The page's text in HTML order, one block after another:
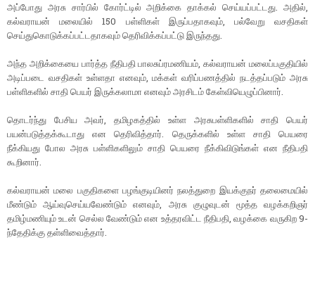
அப்போது அரசு சார்பில் கோர்ட்டில் அறிக்கை தாக்கல் செய்யப்பட்டது. அதில்,
கல்வராயன் மலையில் 150 பள்ளிகள் இருப்பதாகவும், பல்வேறு வசதிகள்
செய்துகொடுக்கப்பட்டதாகவும் தெரிவிக்கப்பட்டு இருந்தது.
அந்த அறிக்கையை பார்த்த நீதிபதி பாலசுப்ரமணியம், கல்வராயன் மலைப்பகுதியில்
அடிப்படை வசதிகள் உள்ளதா எனவும், மக்கள் வரிப்பணத்தில் நடத்தப்படும் அரசு
பள்ளிகளில் சாதி பெயர் இருக்கலாமா எனவும் அரசிடம் கேள்வியெழுப்பினார்.
தொடர்ந்து பேசிய அவர், தமிழகத்தில் உள்ள அரசுபள்ளிகளில் சாதி பெயர்
பயன்படுத்தக்கூடாது என தெரிவித்தார். தெருக்களில் உள்ள சாதி பெயரை
நீக்கியது போல அரசு பள்ளிகளிலும் சாதி பெயரை நீக்கிவிடுங்கள் என நீதிபதி
கூறினார்.
கல்வராயன் மலை பகுதிகளை பழங்குடியினர் நலத்துறை இயக்குநர் தலைமையில்
மீண்டும் ஆய்வுசெய்யவேண்டும் எனவும், அரசு குழுவுடன் மூத்த வழக்கறிஞர்
தமிழ்மணியும் உடன் செல்ல வேண்டும் என உத்தரவிட்ட நீதிபதி, வழக்கை வருகிற 9-
ந்தேதிக்கு தள்ளிவைத்தார்.